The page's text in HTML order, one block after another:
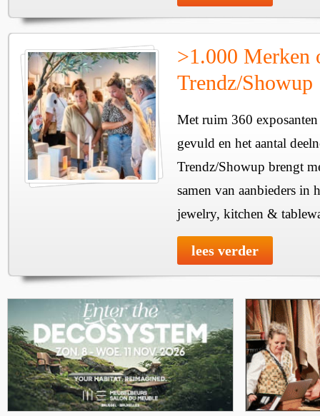
>1.000 Merken
Trendz/Showup
Met ruim 360
gevuld en het aantal
Trendz/Showup brengt
samen van aanbieders in
jewelry, kitchen &
lees verder